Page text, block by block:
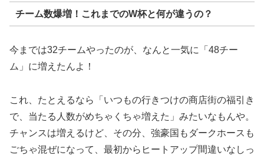
チーム数爆増！これまでのW杯と何が違うの？
今までは32チームやったのが、なんと一気に「48チー
ム」に増えたんよ！
これ、たとえるなら「いつもの行きつけの商店街の福引き
で、当たる人数がめちゃくちゃ増えた」みたいなもんや。
チャンスは増えるけど、その分、強豪国もダークホースも
ごちゃ混ぜになって、最初からヒートアップ間違いなしっ